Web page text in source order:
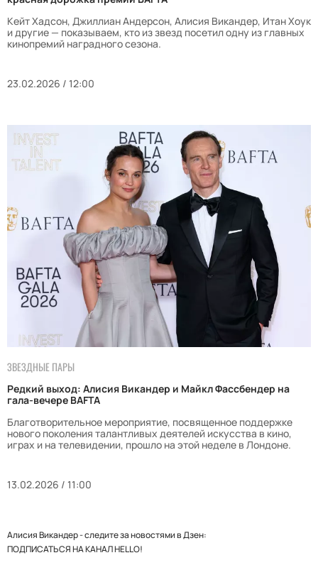
Кейт Хадсон, Джиллиан Андерсон, Алисия Викандер, Итан Хоук
и другие — показываем, кто из звезд посетил одну из главных
кинопремий наградного сезона.
23.02.2026 / 12:00
ЗВЕЗДНЫЕ ПАРЫ
Редкий выход: Алисия Викандер и Майкл Фассбендер на
гала-вечере BAFTA
Благотворительное мероприятие, посвященное поддержке
нового поколения талантливых деятелей искусства в кино,
играх и на телевидении, прошло на этой неделе в Лондоне.
13.02.2026 / 11:00
Алисия Викандер - следите за новостями в Дзен:
ПОДПИСАТЬСЯ НА КАНАЛ HELLO!